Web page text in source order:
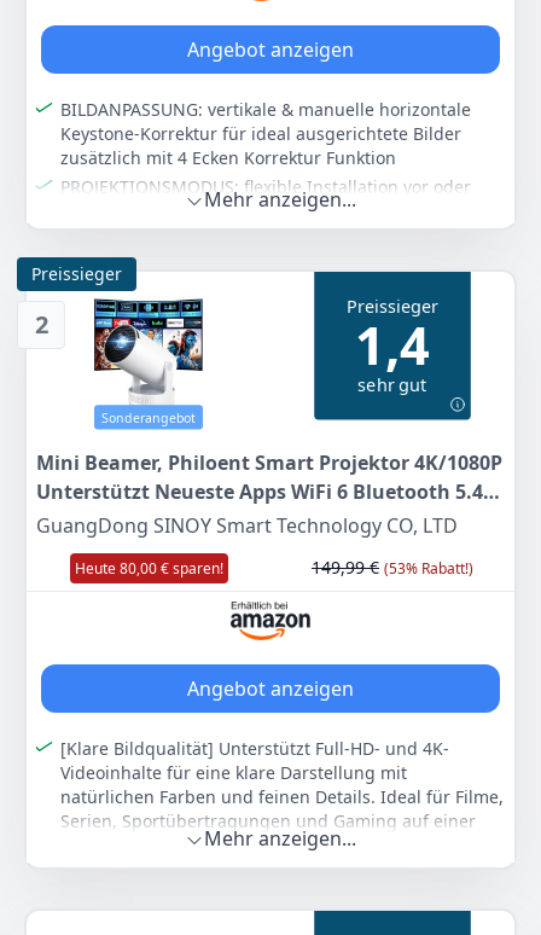
Angebot anzeigen
BILDANPASSUNG: vertikale & manuelle horizontale
Keystone-Korrektur für ideal ausgerichtete Bilder
zusätzlich mit 4 Ecken Korrektur Funktion
PROJEKTIONSMODUS: flexible Installation vor oder
hinter der Leinwand auf einem Tisch oder an der
Decke PROJEKTIONSDISTANZ: in einem Abstand von
1,00 - 10,00 m
3D FUNKTION: Schaffen sie sich ihr 3D Heinkino mit
einer 3D DLP Brille einem 3D Abspielgerät wie PC oder
3D Blu-Ray Player sofort ins Kinoerlebnis eintauchen
ANSCHLUSSMÖGLICHKEITEN: 2xHDMI mit HDCP, 1xDC
Out 5V USB Typ A, 1xAudio Out, 1xRS232
OPTIONAL: Informieren sie sich über die optional
unten auf das Seite. So können Sie Ihr Kinoerlebnis
kabellos genießen
Farbe Hersteller Gewicht
weiß
73690 €
Anzeigen
Mehr anzeigen...
2
Preissieger
Sonderangebot
Preissieger
1,4
sehr gut
Mini Beamer, Philoent Smart Projektor 4K/1080P
Unterstützt Neueste Apps WiFi 6 Bluetooth 5.4
Auto Screen Trapezkorrektur Niedriges
Rauschen, Ultrakurzdistanzbeamer bietet
großes Bild im kleinen Raum
GuangDong SINOY Smart Technology CO, LTD
Heute 80,00 € sparen! 149,99 € (53% Rabatt!)
Angebot anzeigen
[Klare Bildqualität] Unterstützt Full-HD- und 4K-
Videoinhalte für eine klare Darstellung mit
natürlichen Farben und feinen Details. Ideal für Filme,
Serien, Sportübertragungen und Gaming auf einer
großen Projektionsfläche.
[Einfache Bildanpassung] Die automatische
Mehr anzeigen...